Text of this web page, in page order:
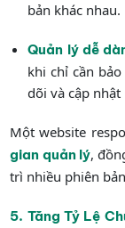
bản khác nhau.
Quản lý dễ
khi chỉ cần
dõi và cập
Một website
gian quản lý,
trì nhiều phiên
5. Tăng Tỷ Lệ